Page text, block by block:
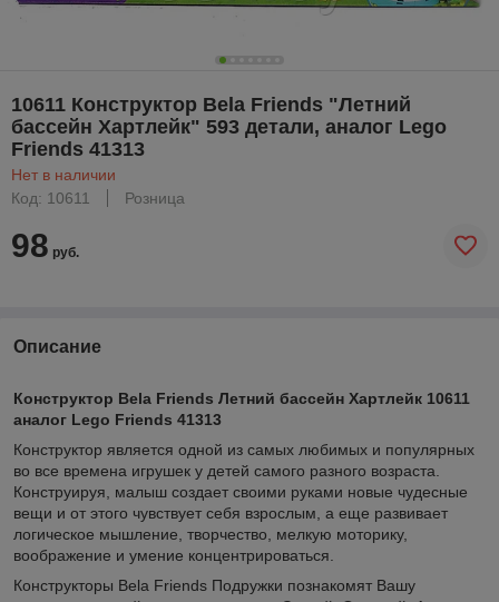
10611 Конструктор Bela Friends "Летний
бассейн Хартлейк" 593 детали, аналог Lego
Friends 41313
Нет в наличии
Код: 10611
Розница
98 руб.
Описание
Конструктор Bela Friends Летний бассейн Хартлейк 10611
аналог Lego Friends 41313
Конструктор является одной из самых любимых и популярных
во все времена игрушек у детей самого разного возраста.
Конструируя, малыш создает своими руками новые чудесные
вещи и от этого чувствует себя взрослым, а еще развивает
логическое мышление, творчество, мелкую моторику,
воображение и умение концентрироваться.
Конструкторы Bela Friends Подружки познакомят Вашу